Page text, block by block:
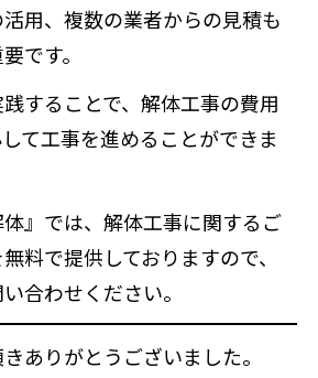
用、複数の業者からの見積も
です。
することで、解体工事の費用
て工事を進めることができま
体』では、解体工事に関するご
料で提供しておりますので、
合わせください。
ありがとうございました。